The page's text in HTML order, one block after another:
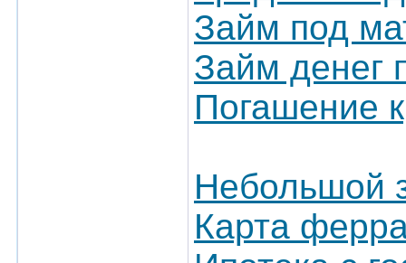
Займ под
Займ денег
Погашение
Небольшой
Карта